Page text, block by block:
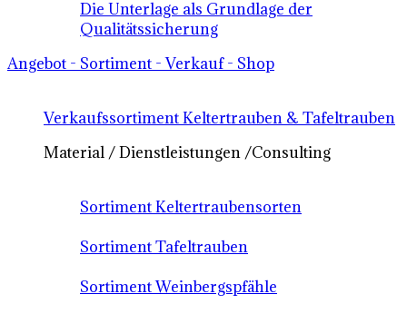
Die Unterlage als Grundlage der
Qualitätssicherung
Angebot - Sortiment - Verkauf - Shop
Verkaufssortiment Keltertrauben & Tafeltrauben
Material / Dienstleistungen /Consulting
Sortiment Keltertraubensorten
Sortiment Tafeltrauben
Sortiment Weinbergspfähle